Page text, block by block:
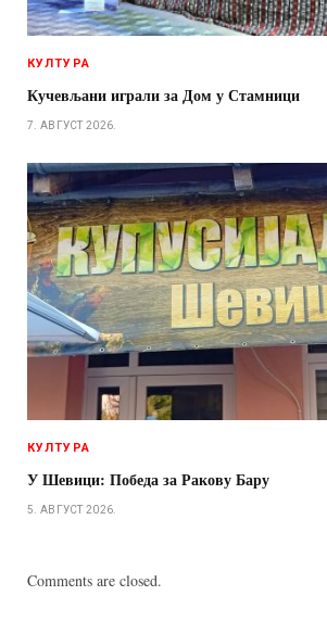
КУЛТУРА
Кучевљани играли за Дом у Стамници
7. АВГУСТ 2026.
КУЛТУРА
У Шевици: Победа за Ракову Бару
5. АВГУСТ 2026.
Comments are closed.